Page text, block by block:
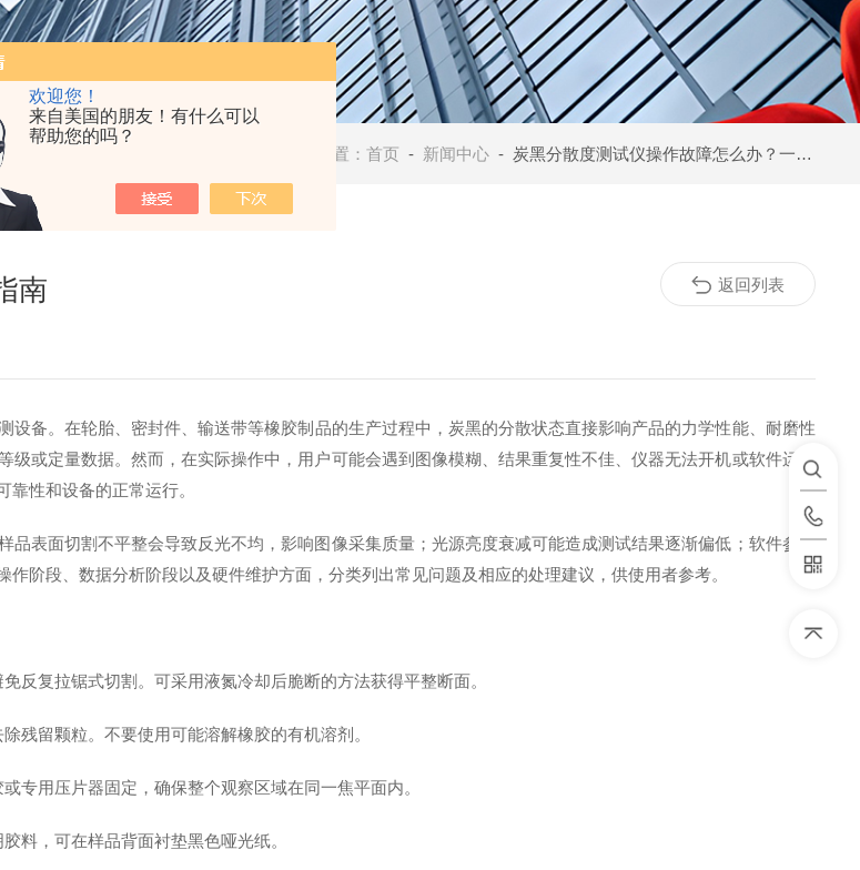
欢迎您！
来自美国的朋友！有什么可以
帮助您的吗？
当前位置：首页 - 新闻中心 - 炭黑分散度测试仪操作故障怎么办？一份实用指南
南
设备。在轮胎、密封件、输送带等橡胶制品的生产过程中，炭黑的分散状态直接影响产品的力学性能、耐磨性
或定量数据。然而，在实际操作中，用户可能会遇到图像模糊、结果重复性不佳、仪器无法开机或软件运行
性和设备的正常运行。
面切割不平整会导致反光不均，影响图像采集质量；光源亮度衰减可能造成测试结果逐渐偏低；软件参数
阶段、数据分析阶段以及硬件维护方面，分类列出常见问题及相应的处理建议，供使用者参考。
复拉锯式切割。可采用液氮冷却后脆断的方法获得平整断面。
留颗粒。不要使用可能溶解橡胶的有机溶剂。
用压片器固定，确保整个观察区域在同一焦平面内。
，可在样品背面衬垫黑色哑光纸。
返回列表